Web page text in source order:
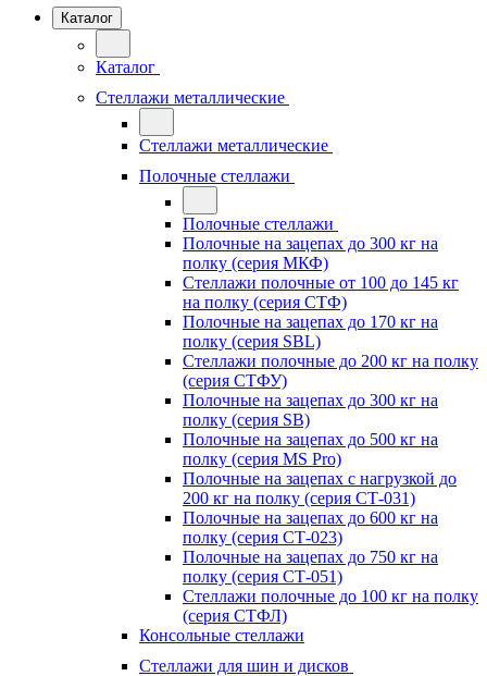
Каталог
Каталог
Стеллажи металлические
Стеллажи металлические
Полочные стеллажи
Полочные стеллажи
Полочные на зацепах до 300 кг на
полку (серия МКФ)
Стеллажи полочные от 100 до 145 кг
на полку (серия СТФ)
Полочные на зацепах до 170 кг на
полку (серия SBL)
Стеллажи полочные до 200 кг на полку
(серия СТФУ)
Полочные на зацепах до 300 кг на
полку (серия SB)
Полочные на зацепах до 500 кг на
полку (серия MS Pro)
Полочные на зацепах с нагрузкой до
200 кг на полку (серия СТ-031)
Полочные на зацепах до 600 кг на
полку (серия СТ-023)
Полочные на зацепах до 750 кг на
полку (серия СТ-051)
Стеллажи полочные до 100 кг на полку
(серия СТФЛ)
Консольные стеллажи
Стеллажи для шин и дисков